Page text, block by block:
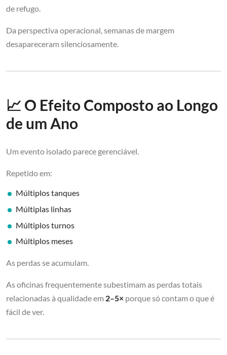
de refugo.
Da perspectiva operacional, semanas de margem
desapareceram silenciosamente.
📈 O Efeito Composto ao Longo
de um Ano
Um evento isolado parece gerenciável.
Repetido em:
Múltiplos tanques
Múltiplas linhas
Múltiplos turnos
Múltiplos meses
As perdas se acumulam.
As oficinas frequentemente subestimam as perdas totais
relacionadas à qualidade em 2–5× porque só contam o que é
fácil de ver.